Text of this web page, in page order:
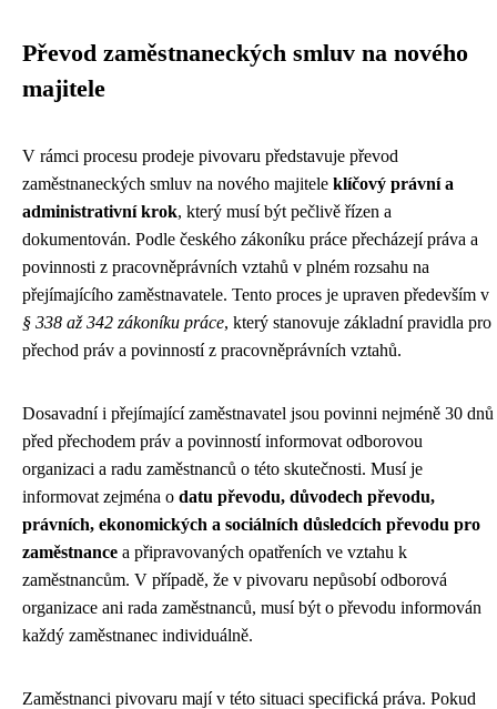
Převod zaměstnaneckých smluv na nového
majitele
V rámci procesu prodeje pivovaru představuje převod
zaměstnaneckých smluv na nového majitele klíčový právní a
administrativní krok, který musí být pečlivě řízen a
dokumentován. Podle českého zákoníku práce přecházejí práva a
povinnosti z pracovněprávních vztahů v plném rozsahu na
přejímajícího zaměstnavatele. Tento proces je upraven především v
§ 338 až 342 zákoníku práce, který stanovuje základní pravidla pro
přechod práv a povinností z pracovněprávních vztahů.
Dosavadní i přejímající zaměstnavatel jsou povinni nejméně 30 dnů
před přechodem práv a povinností informovat odborovou
organizaci a radu zaměstnanců o této skutečnosti. Musí je
informovat zejména o datu převodu, důvodech převodu,
právních, ekonomických a sociálních důsledcích převodu pro
zaměstnance a připravovaných opatřeních ve vztahu k
zaměstnancům. V případě, že v pivovaru nepůsobí odborová
organizace ani rada zaměstnanců, musí být o převodu informován
každý zaměstnanec individuálně.
Zaměstnanci pivovaru mají v této situaci specifická práva. Pokud